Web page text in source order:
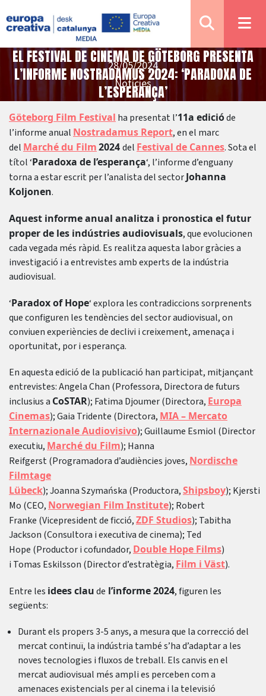
Notícies
EL FESTIVAL DE CINEMA DE GÖTEBORG PRESENTA
L’INFORME NOSTRADAMUS 2024: ‘PARADOXA DE
L’ESPERANÇA’
28/05/2024
Göteborg Film Festival ha presentat l’11a edicióde
l’informe anual Nostradamus Report, en el marc
del Marché du Film2024del Festival de Cannes. Sota el
títol ‘Paradoxa de l’esperança‘, l’informe d’enguany
torna a estar escrit per l’analista del sectorJohanna
Koljonen.
Aquest informe anual analitza i pronostica el futur
proper de les indústries audiovisuals, que evolucionen
cada vegada més ràpid. Es realitza aquesta labor gràcies a
investigació i a entrevistes amb experts de la indústria
audiovisual.
‘Paradox of Hope‘ explora les contradiccions sorprenents
que configuren les tendències del sector audiovisual, on
conviuen experiències de declivi i creixement, amenaça i
oportunitat, por i esperança.
En aquesta edició de la publicació han participat, mitjançant
entrevistes: Angela Chan (Professora, Directora de futurs
inclusius a CoSTAR); Fatima Djoumer (Directora, Europa
Cinemas); Gaia Tridente (Directora, MIA – Mercato
Internazionale Audiovisivo); Guillaume Esmiol (Director
executiu, Marché du Film); Hanna
Reifgerst (Programadora d’audiències joves, Nordische
Filmtage
Lübeck); Joanna Szymańska (Productora,Shipsboy); Kjersti
Mo (CEO, Norwegian Film Institute); Robert
Franke (Vicepresident de ficció,ZDF Studios); Tabitha
Jackson (Consultora i executiva de cinema); Ted
Hope (Productor i cofundador, Double Hope Films)
i Tomas Eskilsson (Director d’estratègia, Film i Väst).
Entre les idees claude l’informe 2024, figuren les
següents:
Durant els propers 3-5 anys, a mesura que la correcció del
mercat continuï, la indústria també s’ha d’adaptar a les
noves tecnologies i fluxos de treball. Els canvis en el
mercat audiovisual més ampli es perceben com a
amenaces existencials per al cinema i la televisió